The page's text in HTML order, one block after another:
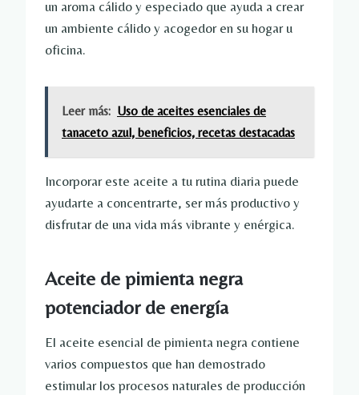
un aroma cálido y especiado que ayuda a crear
un ambiente cálido y acogedor en su hogar u
oficina.
Leer más: Uso de aceites esenciales de
tanaceto azul, beneficios, recetas destacadas
Incorporar este aceite a tu rutina diaria puede
ayudarte a concentrarte, ser más productivo y
disfrutar de una vida más vibrante y enérgica.
Aceite de pimienta negra
potenciador de energía
El aceite esencial de pimienta negra contiene
varios compuestos que han demostrado
estimular los procesos naturales de producción